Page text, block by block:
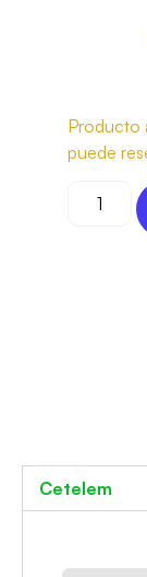
Producto
puede
Cetelem